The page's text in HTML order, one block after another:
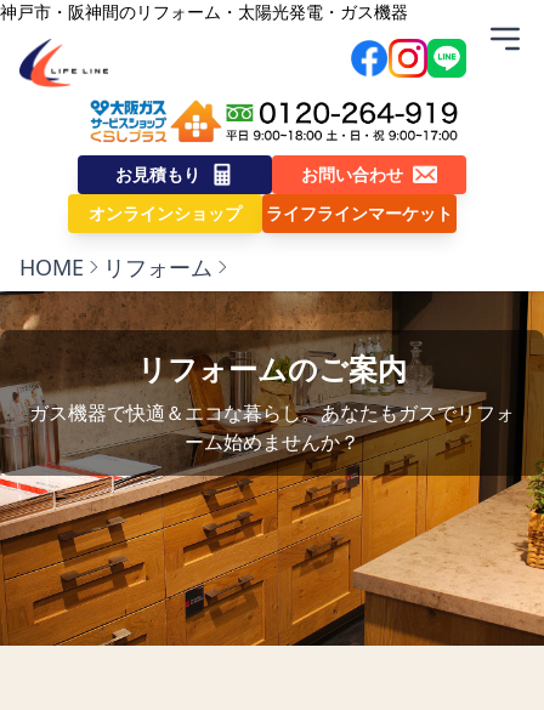
内容をスキップ
神戸市・阪神間のリフォーム・太陽光発電・ガス機器
株式会社ライフライン
お見積もり
お問い合わせ
オンラインショップ
ライフラインマーケット
HOME リフォーム
リフォームのご案内
ガス機器で快適＆エコな暮らし。あなたもガスでリフォ
ーム始めませんか？